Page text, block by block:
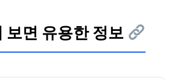
보면 유용한 정보